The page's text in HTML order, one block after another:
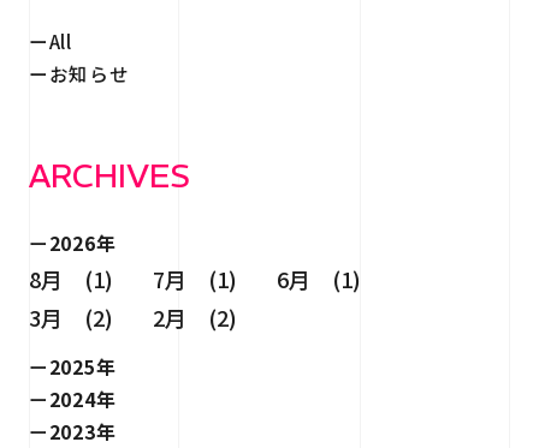
All
お知らせ
ARCHIVES
2026年
8月 (1) 7月 (1)
6月 (1)
3月 (2)
2月 (2)
2025年
2024年
2023年